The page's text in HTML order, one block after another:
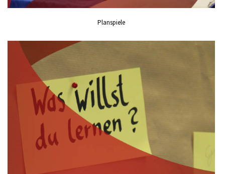
Planspiele